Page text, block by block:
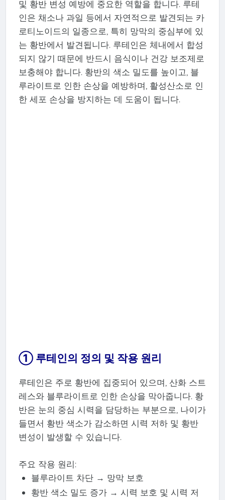
및 황반 변성 예방에 중요한 역할을 합니다. 루테
인은 채소나 과일 등에서 자연적으로 발견되는 카
로티노이드의 일종으로, 특히 망막의 중심부에 있
는 황반에서 발견됩니다. 루테인은 체내에서 합성
되지 않기 때문에 반드시 음식이나 건강 보조제로
보충해야 합니다. 황반의 색소 밀도를 높이고, 블
루라이트로 인한 손상을 예방하며, 활성산소로 인
한 세포 손상을 방지하는 데 도움이 됩니다.
① 루테인의 정의 및 작용 원리
루테인은 주로 황반에 집중되어 있으며, 산화 스트
레스와 블루라이트로 인한 손상을 막아줍니다. 황
반은 눈의 중심 시력을 담당하는 부분으로, 나이가
들면서 황반 색소가 감소하면 시력 저하 및 황반
변성이 발생할 수 있습니다.
주요 작용 원리:
블루라이트 차단 → 망막 보호
황반 색소 밀도 증가 → 시력 보호 및 시력 저